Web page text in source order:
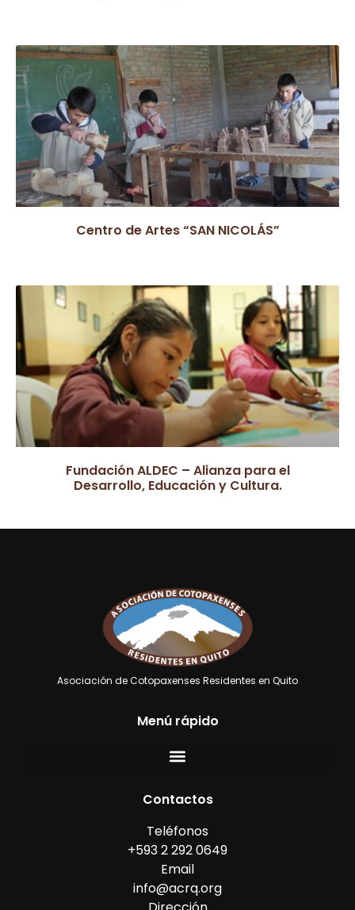
Centro de Artes “SAN NICOLÁS”
Fundación ALDEC – Alianza para el
Desarrollo, Educación y Cultura.
Asociación de Cotopaxenses Residentes en Quito
Menú rápido
Contactos
Teléfonos
+593 2 292 0649
Email
info@acrq.org